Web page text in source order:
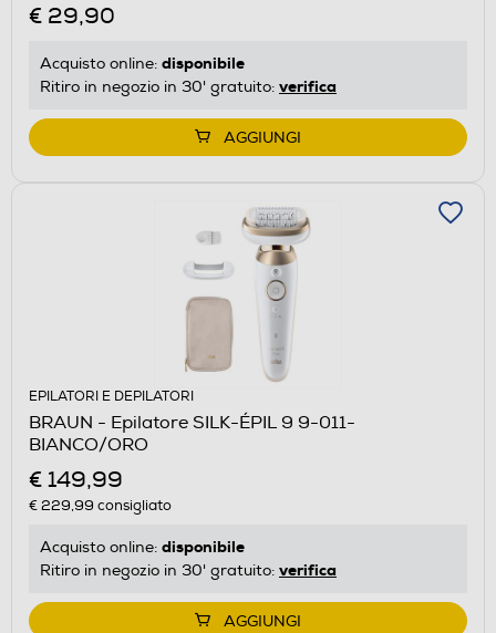
€ 29,90
Acquisto online: disponibile
Ritiro in negozio in 30' gratuito: verifica
AGGIUNGI
EPILATORI E DEPILATORI
BRAUN - Epilatore SILK-ÉPIL 9 9-011-
BIANCO/ORO
€ 149,99
€ 229,99 consigliato
Acquisto online: disponibile
Ritiro in negozio in 30' gratuito: verifica
AGGIUNGI